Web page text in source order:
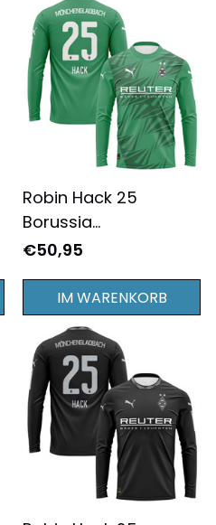
Weiß
Robin Hack 25
Borussia
Mönchengladbach
Auswärtstrikot
Langarm für Herren -
Komplett Bedruckt -
Grün
€50,95
IM WARENKORB